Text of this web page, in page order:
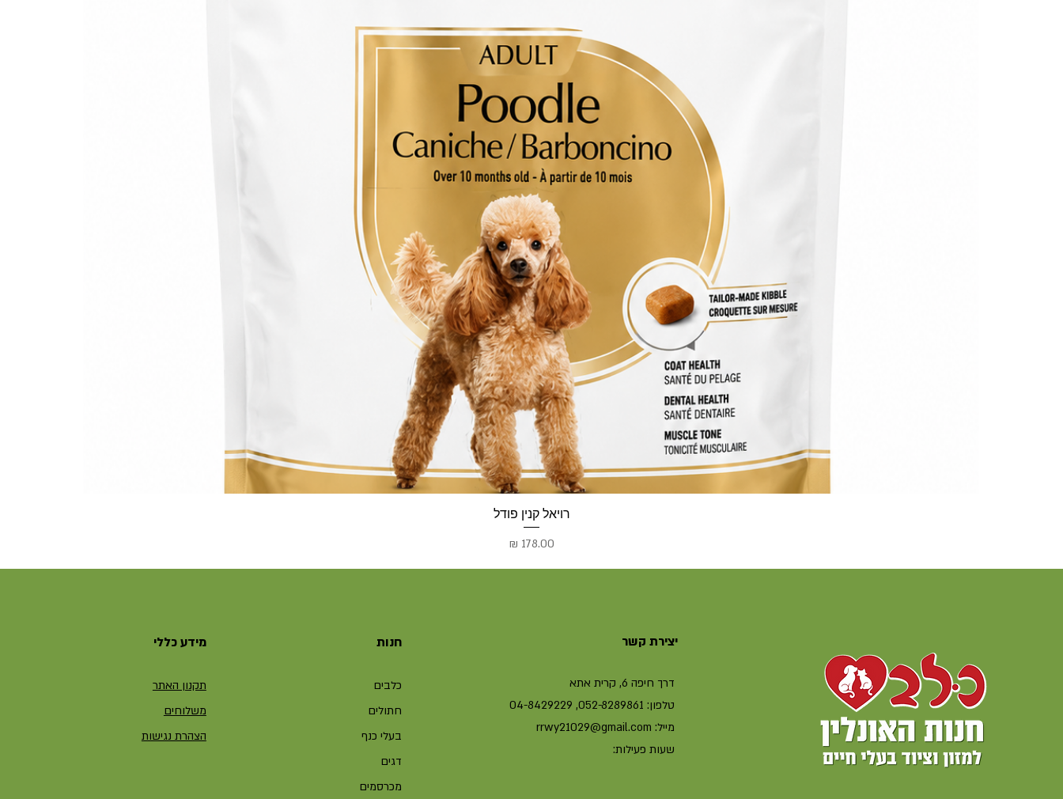
רויאל קנין פודל
מחיר
מידע כללי
תקנון האתר
משלוחים
הצהרת נגישות
חנות
כלבים
חתולים
בעלי כנף
דגים
מכרסמים
דרך חיפה 6, קרית אתא
טלפון: 052-8289861, 04-8429229
מייל: rrwy21029@gmail.com
שעות פעילות:
יצירת קשר